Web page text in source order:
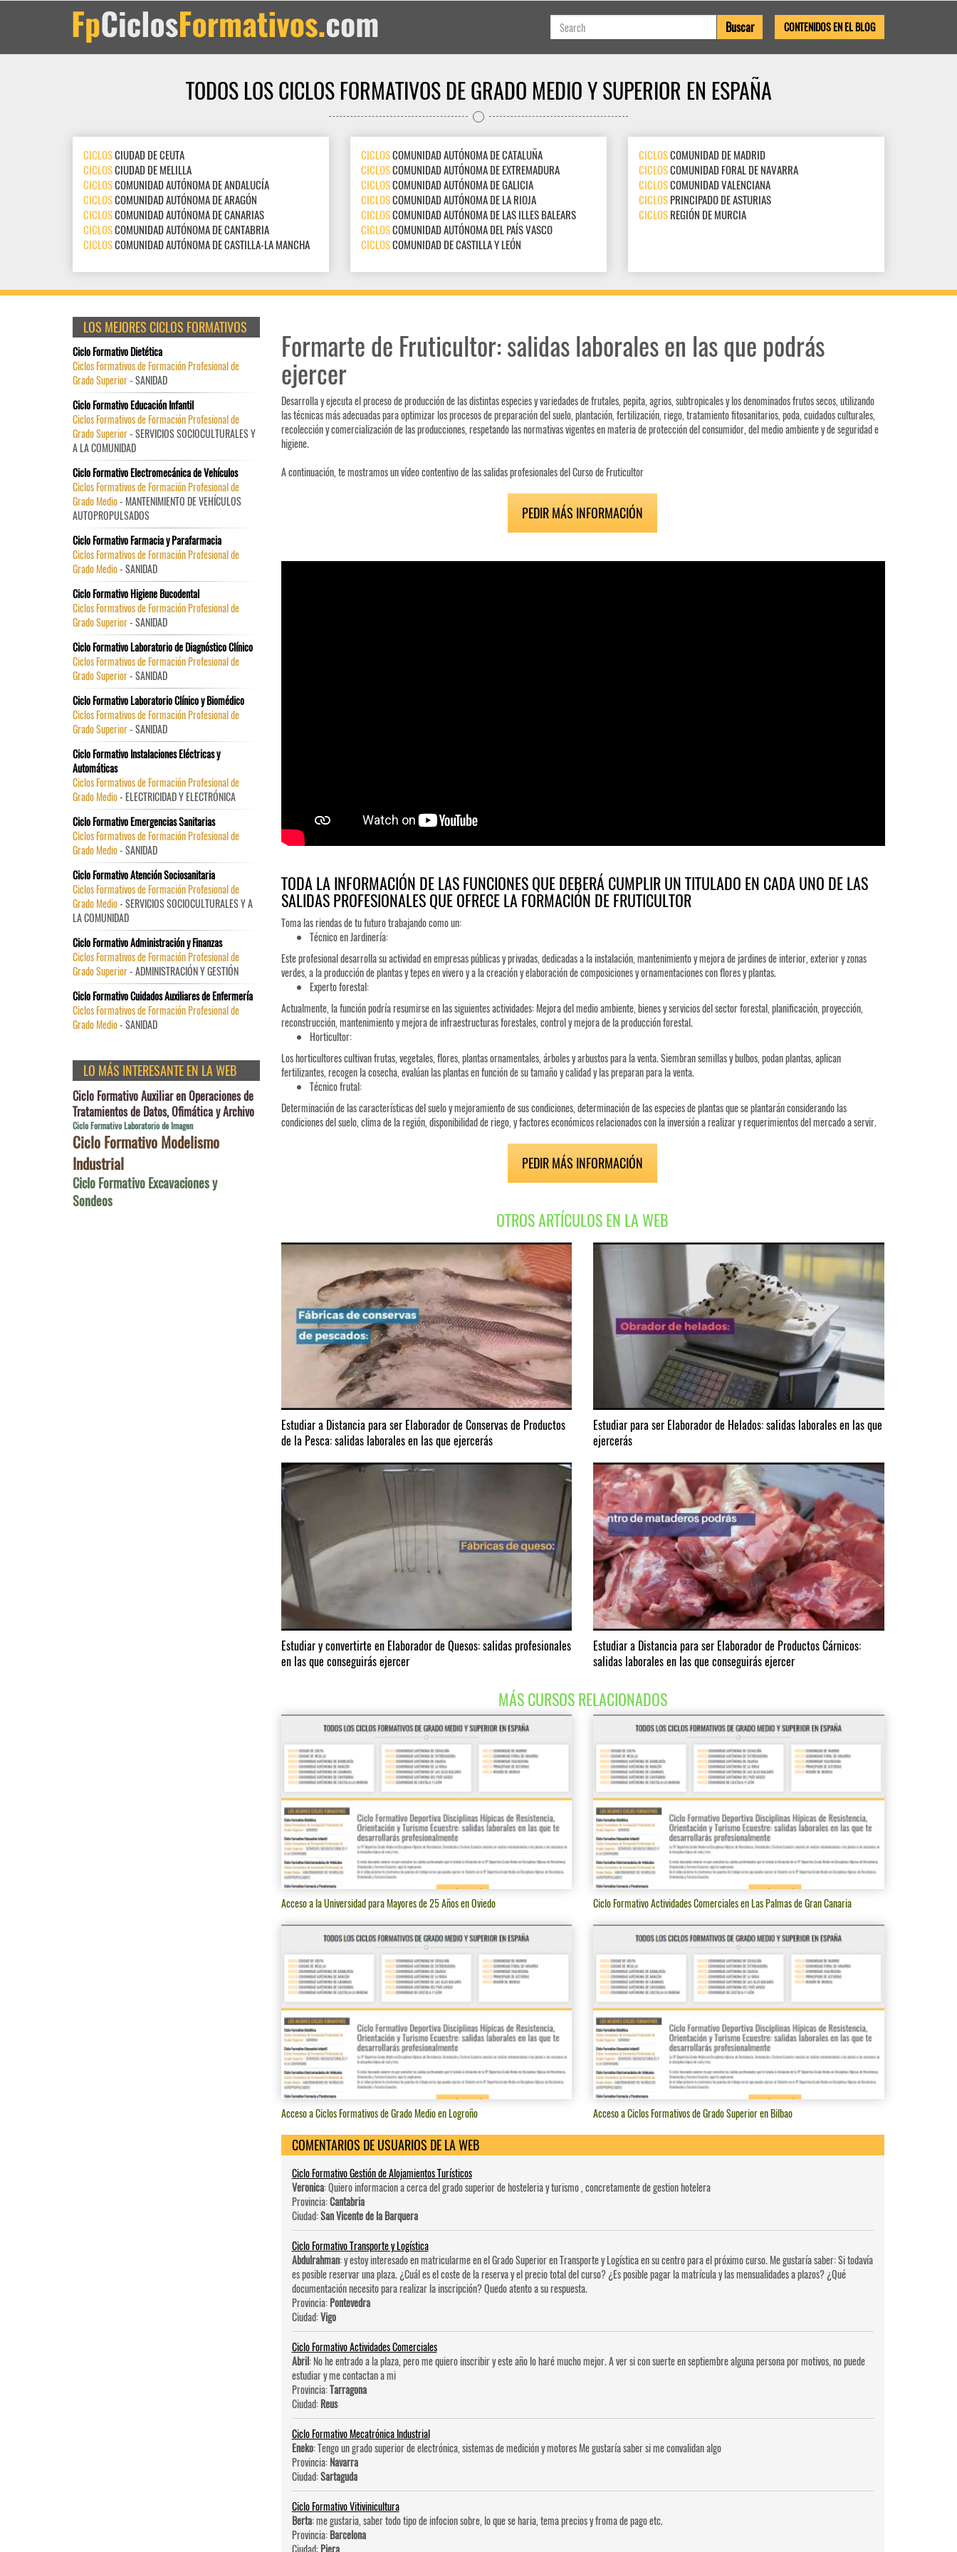
CONTENIDOS EN EL BLOG
TODOS LOS CICLOS FORMATIVOS DE GRADO MEDIO Y SUPERIOR EN ESPAÑA
CICLOSCIUDAD DE CEUTA
CICLOSCIUDAD DE MELILLA
CICLOSCOMUNIDAD AUTÓNOMA DE ANDALUCÍA
CICLOSCOMUNIDAD AUTÓNOMA DE ARAGÓN
CICLOSCOMUNIDAD AUTÓNOMA DE CANARIAS
CICLOSCOMUNIDAD AUTÓNOMA DE CANTABRIA
CICLOSCOMUNIDAD AUTÓNOMA DE CASTILLA-LA MANCHA
CICLOSCOMUNIDAD AUTÓNOMA DE CATALUÑA
CICLOSCOMUNIDAD AUTÓNOMA DE EXTREMADURA
CICLOSCOMUNIDAD AUTÓNOMA DE GALICIA
CICLOSCOMUNIDAD AUTÓNOMA DE LA RIOJA
CICLOSCOMUNIDAD AUTÓNOMA DE LAS ILLES BALEARS
CICLOSCOMUNIDAD AUTÓNOMA DEL PAÍS VASCO
CICLOSCOMUNIDAD DE CASTILLA Y LEÓN
CICLOSCOMUNIDAD DE MADRID
CICLOSCOMUNIDAD FORAL DE NAVARRA
CICLOSCOMUNIDAD VALENCIANA
CICLOSPRINCIPADO DE ASTURIAS
CICLOSREGIÓN DE MURCIA
Formarte de Fruticultor: salidas laborales en las que podrás
ejercer
Desarrolla y ejecuta el proceso de producción de las distintas especies y variedades de frutales, pepita, agrios, subtropicales y los denominados frutos secos, utilizando
las técnicas más adecuadas para optimizar los procesos de preparación del suelo, plantación, fertilización, riego, tratamiento fitosanitarios, poda, cuidados culturales,
recolección y comercialización de las producciones, respetando las normativas vigentes en materia de protección del consumidor, del medio ambiente y de seguridad e
higiene.
A continuación, te mostramos un vídeo contentivo de las salidas profesionales del Curso de Fruticultor
PEDIR MÁS INFORMACIÓN
TODA LA INFORMACIÓN DE LAS FUNCIONES QUE DEBERÁ CUMPLIR UN TITULADO EN CADA UNO DE LAS
SALIDAS PROFESIONALES QUE OFRECE LA FORMACIÓN DE FRUTICULTOR
Toma las riendas de tu futuro trabajando como un:
Técnico en Jardinería:
Este profesional desarrolla su actividad en empresas públicas y privadas, dedicadas a la instalación, mantenimiento y mejora de jardines de interior, exterior y zonas
verdes, a la producción de plantas y tepes en vivero y a la creación y elaboración de composiciones y ornamentaciones con flores y plantas.
Experto forestal:
Actualmente, la función podría resumirse en las siguientes actividades: Mejora del medio ambiente, bienes y servicios del sector forestal, planificación, proyección,
reconstrucción, mantenimiento y mejora de infraestructuras forestales, control y mejora de la producción forestal.
Horticultor:
Los horticultores cultivan frutas, vegetales, flores, plantas ornamentales, árboles y arbustos para la venta. Siembran semillas y bulbos, podan plantas, aplican
fertilizantes, recogen la cosecha, evalúan las plantas en función de su tamaño y calidad y las preparan para la venta.
Técnico frutal:
Determinación de las características del suelo y mejoramiento de sus condiciones, determinación de las especies de plantas que se plantarán considerando las
condiciones del suelo, clima de la región, disponibilidad de riego, y factores económicos relacionados con la inversión a realizar y requerimientos del mercado a servir.
PEDIR MÁS INFORMACIÓN
OTROS ARTÍCULOS EN LA WEB
Estudiar a Distancia para ser Elaborador de Conservas de Productos
de la Pesca: salidas laborales en las que ejercerás
Estudiar para ser Elaborador de Helados: salidas laborales en las que
ejercerás
Estudiar y convertirte en Elaborador de Quesos: salidas profesionales
en las que conseguirás ejercer
Estudiar a Distancia para ser Elaborador de Productos Cárnicos:
salidas laborales en las que conseguirás ejercer
MÁS CURSOS RELACIONADOS
Acceso a la Universidad para Mayores de 25 Años en Oviedo Ciclo Formativo Actividades Comerciales en Las Palmas de Gran Canaria
Acceso a Ciclos Formativos de Grado Medio en Logroño Acceso a Ciclos Formativos de Grado Superior en Bilbao
COMENTARIOS DE USUARIOS DE LA WEB
Ciclo Formativo Gestión de Alojamientos Turísticos
Veronica: Quiero informacion a cerca del grado superior de hosteleri­a y turismo , concretamente de gestion hotelera
Provincia:Cantabria
Ciudad:San Vicente de la Barquera
Ciclo Formativo Transporte y Logística
Abdulrahman: y estoy interesado en matricularme en el Grado Superior en Transporte y Logística en su centro para el próximo curso. Me gustaría saber: Si todavía
es posible reservar una plaza. ¿Cuál es el coste de la reserva y el precio total del curso? ¿Es posible pagar la matrícula y las mensualidades a plazos? ¿Qué
documentación necesito para realizar la inscripción? Quedo atento a su respuesta.
Provincia:Pontevedra
Ciudad:Vigo
Ciclo Formativo Actividades Comerciales
Abril: No he entrado a la plaza, pero me quiero inscribir y este año lo haré mucho mejor. A ver si con suerte en septiembre alguna persona por motivos, no puede
estudiar y me contactan a mi
Provincia:Tarragona
Ciudad:Reus
Ciclo Formativo Mecatrónica Industrial
Eneko: Tengo un grado superior de electrónica, sistemas de medición y motores Me gustaría saber si me convalidan algo
Provincia:Navarra
Ciudad:Sartaguda
Ciclo Formativo Vitivinicultura
Berta: me gustaria, saber todo tipo de infocion sobre, lo que se haria, tema precios y froma de pago etc.
Provincia:Barcelona
Ciudad:Piera
LOS MEJORES CICLOS FORMATIVOS
Ciclo Formativo Dietética
Ciclos Formativos de Formación Profesional de
Grado Superior- SANIDAD
Ciclo Formativo Educación Infantil
Ciclos Formativos de Formación Profesional de
Grado Superior- SERVICIOS SOCIOCULTURALES Y
A LA COMUNIDAD
Ciclo Formativo Electromecánica de Vehículos
Ciclos Formativos de Formación Profesional de
Grado Medio- MANTENIMIENTO DE VEHÍCULOS
AUTOPROPULSADOS
Ciclo Formativo Farmacia y Parafarmacia
Ciclos Formativos de Formación Profesional de
Grado Medio- SANIDAD
Ciclo Formativo Higiene Bucodental
Ciclos Formativos de Formación Profesional de
Grado Superior- SANIDAD
Ciclo Formativo Laboratorio de Diagnóstico Clínico
Ciclos Formativos de Formación Profesional de
Grado Superior- SANIDAD
Ciclo Formativo Laboratorio Clínico y Biomédico
Ciclos Formativos de Formación Profesional de
Grado Superior- SANIDAD
Ciclo Formativo Instalaciones Eléctricas y
Automáticas
Ciclos Formativos de Formación Profesional de
Grado Medio- ELECTRICIDAD Y ELECTRÓNICA
Ciclo Formativo Emergencias Sanitarias
Ciclos Formativos de Formación Profesional de
Grado Medio- SANIDAD
Ciclo Formativo Atención Sociosanitaria
Ciclos Formativos de Formación Profesional de
Grado Medio- SERVICIOS SOCIOCULTURALES Y A
LA COMUNIDAD
Ciclo Formativo Administración y Finanzas
Ciclos Formativos de Formación Profesional de
Grado Superior- ADMINISTRACIÓN Y GESTIÓN
Ciclo Formativo Cuidados Auxiliares de Enfermería
Ciclos Formativos de Formación Profesional de
Grado Medio- SANIDAD
LO MÁS INTERESANTE EN LA WEB
Ciclo Formativo Auxiliar en Operaciones de
Tratamientos de Datos, Ofimática y Archivo
Ciclo Formativo Laboratorio de Imagen
Ciclo Formativo Modelismo
Industrial
Ciclo Formativo Excavaciones y
Sondeos